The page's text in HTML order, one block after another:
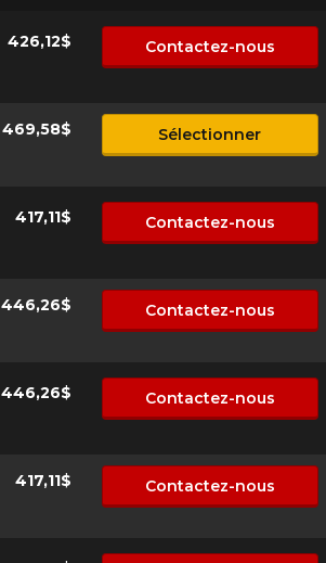
426,12$ Contactez-nous
469,58$ Sélectionner
417,11$ Contactez-nous
446,26$ Contactez-nous
446,26$ Contactez-nous
417,11$ Contactez-nous